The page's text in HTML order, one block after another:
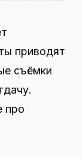
приводят
съёмки
про